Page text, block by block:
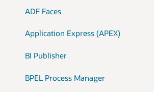
ADF Faces
Application Express (APEX)
BI Publisher
BPEL Process Manager